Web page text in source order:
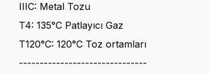
IIIC: Metal Tozu
T4: 135°C Patlayıcı Gaz
T120°C: 120°C Toz ortamları
-------------------------------